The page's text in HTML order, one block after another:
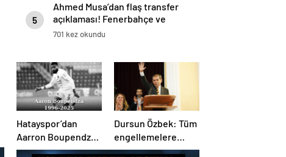
5
Ahmed Musa’dan flaş transfer
açıklaması! Fenerbahçe ve
Galatasaray…
701 kez okundu
Hatayspor’dan
Aarron Boupendza
paylaşımı
Dursun Özbek: Tüm
engellemelere
rağmen hedefimize